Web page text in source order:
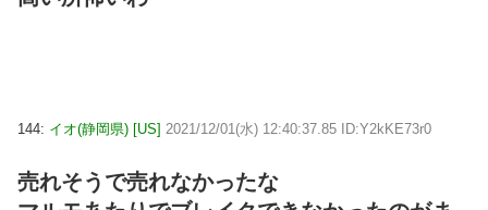
144: イオ(静岡県) [US] 2021/12/01(水) 12:40:37.85 ID:Y2kKE73r0
売れそうで売れなかったな